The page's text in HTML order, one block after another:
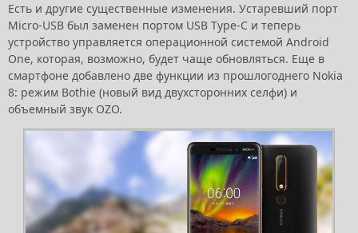
Есть и другие существенные изменения. Устаревший порт
Micro-USB был заменен портом USB Type-C и теперь
устройство управляется операционной системой Android
One, которая, возможно, будет чаще обновляться. Еще в
смартфоне добавлено две функции из прошлогоднего Nokia
8: режим Bothie (новый вид двухсторонних селфи) и
объемный звук OZO.